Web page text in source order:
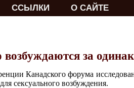
ССЫЛКИ О САЙТЕ
за
Канадского форума
сексуального возбуждения.